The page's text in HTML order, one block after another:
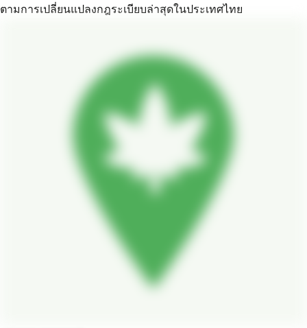
ตามการเปลี่ยนแปลงกฎระเบียบล่าสุดในประเทศไทย